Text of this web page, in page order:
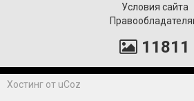
Условия сайта
11811
Хостинг от uCoz